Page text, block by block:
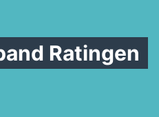
Ratingen